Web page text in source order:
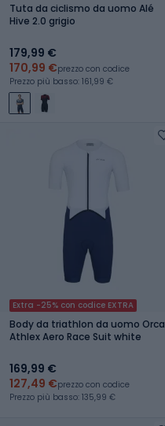
Tuta da ciclismo da uomo Alé
Hive 2.0 grigio
179,99 €
170,99 €prezzo con codice
Prezzo più basso: 161,99 €
Extra -25% con codice EXTRA
Body da triathlon da uomo Orca
Athlex Aero Race Suit white
169,99 €
127,49 €prezzo con codice
Prezzo più basso: 135,99 €